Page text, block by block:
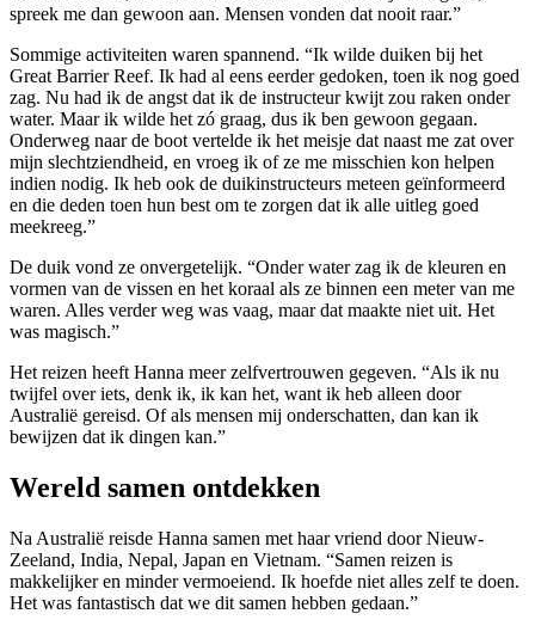
spreek me dan gewoon aan. Mensen vonden dat nooit raar.”
Sommige activiteiten waren spannend. “Ik wilde duiken bij het
Great Barrier Reef. Ik had al eens eerder gedoken, toen ik nog goed
zag. Nu had ik de angst dat ik de instructeur kwijt zou raken onder
water. Maar ik wilde het zó graag, dus ik ben gewoon gegaan.
Onderweg naar de boot vertelde ik het meisje dat naast me zat over
mijn slechtziendheid, en vroeg ik of ze me misschien kon helpen
indien nodig. Ik heb ook de duikinstructeurs meteen geïnformeerd
en die deden toen hun best om te zorgen dat ik alle uitleg goed
meekreeg.”
De duik vond ze onvergetelijk. “Onder water zag ik de kleuren en
vormen van de vissen en het koraal als ze binnen een meter van me
waren. Alles verder weg was vaag, maar dat maakte niet uit. Het
was magisch.”
Het reizen heeft Hanna meer zelfvertrouwen gegeven. “Als ik nu
twijfel over iets, denk ik, ik kan het, want ik heb alleen door
Australië gereisd. Of als mensen mij onderschatten, dan kan ik
bewijzen dat ik dingen kan.”
Wereld samen ontdekken
Na Australië reisde Hanna samen met haar vriend door Nieuw-
Zeeland, India, Nepal, Japan en Vietnam. “Samen reizen is
makkelijker en minder vermoeiend. Ik hoefde niet alles zelf te doen.
Het was fantastisch dat we dit samen hebben gedaan.”